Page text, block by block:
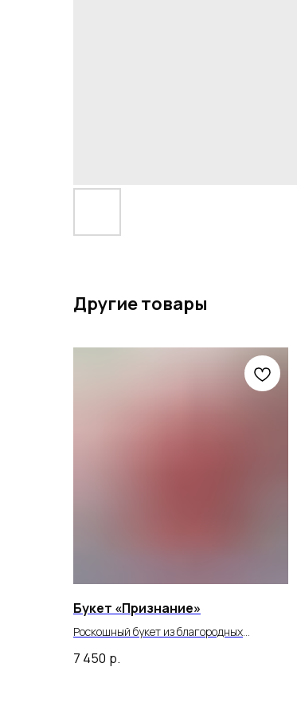
Другие товары
Букет «Признание»
Роскошный букет из благородных
7 450 р.